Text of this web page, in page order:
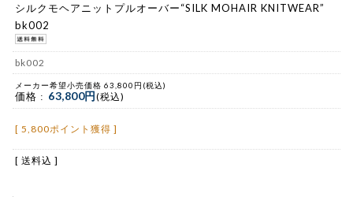
シルクモヘアニットプルオーバー“SILK MOHAIR KNITWEAR”
bk002
bk002
メーカー希望小売価格 63,800円(税込)
価格 : 63,800円(税込)
[ 5,800ポイント獲得 ]
[ 送料込 ]